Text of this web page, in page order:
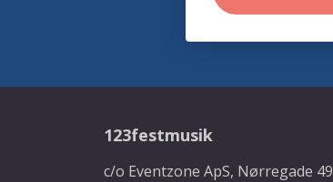
123festmusik
c/o Eventzone ApS, Nørregade 49